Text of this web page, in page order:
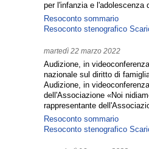
per l'infanzia e l'adolescenza
Resoconto sommario
Resoconto stenografico
martedì 22 marzo 2022
Audizione, in
nazionale sul diritto di
Audizione, in
dell'Associazione «Noi
rappresentante
Resoconto sommario
Resoconto stenografico